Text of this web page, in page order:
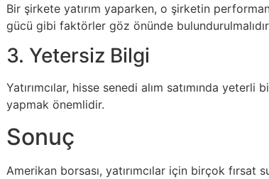
Bir şirkete yatırım yaparken, o şirketin
gücü gibi faktörler göz önünde
3. Yetersiz Bilgi
Yatırımcılar, hisse senedi alım satımında
yapmak önemlidir.
Sonuç
Amerikan borsası, yatırımcılar için birçok